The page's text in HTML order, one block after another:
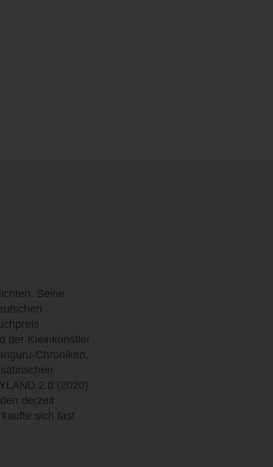
Seine
der Kleinkünstler
Chroniken,
2.0 (2020)
derzeit
sich fast